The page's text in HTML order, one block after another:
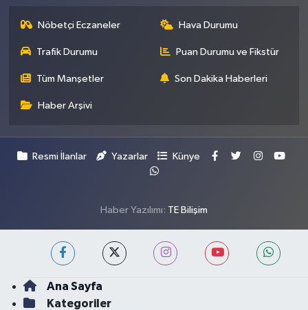
Nöbetçi Eczaneler Hava Durumu
Trafik Durumu Puan Durumu ve Fikstür
Tüm Manşetler Son Dakika Haberleri
Haber Arşivi
Resmi İlanlar Yazarlar Künye
Haber Yazılımı: TE Bilişim
Ana Sayfa
Kategoriler